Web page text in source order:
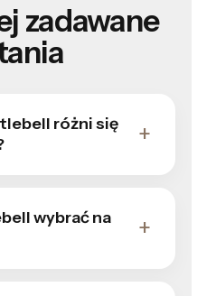
zadawane
różni się
wybrać na